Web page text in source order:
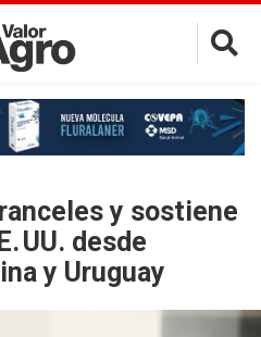
×
y sostiene
UU. desde
y Uruguay